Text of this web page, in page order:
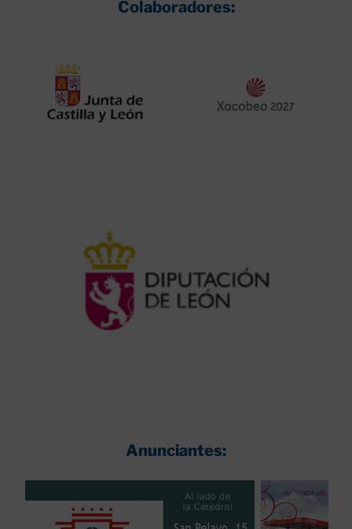
Colaboradores:
Anunciantes: